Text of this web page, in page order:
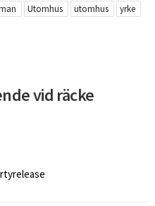
Utomhus utomhus
yrke
vid räcke